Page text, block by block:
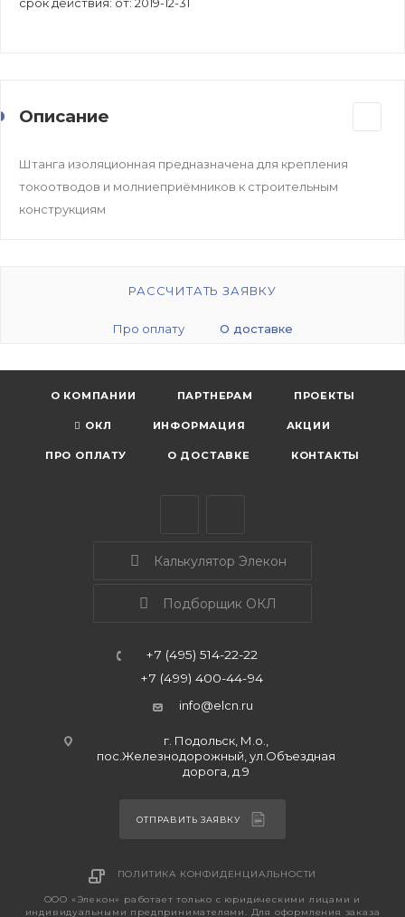
Описание
Штанга изоляционная предназначена для крепления
токоотводов и молниеприёмников к строительным
конструкциям
РАССЧИТАТЬ ЗАЯВКУ
Про оплату О доставке
О КОМПАНИИ ПАРТНЕРАМ ПРОЕКТЫ
ОКЛ ИНФОРМАЦИЯ АКЦИИ
ПРО ОПЛАТУ О ДОСТАВКЕ КОНТАКТЫ
Калькулятор Элекон
Подборщик ОКЛ
+7 (495) 514-22-22
+7 (499) 400-44-94
info@elcn.ru
г. Подольск, М.о.,
пос.Железнодорожный, ул.Объездная
дорога, д.9
ОТПРАВИТЬ ЗАЯВКУ
ПОЛИТИКА КОНФИДЕНЦИАЛЬНОСТИ
ООО «Элекон» работает только с юридическими лицами и
индивидуальными предпринимателями. Для оформления заказа